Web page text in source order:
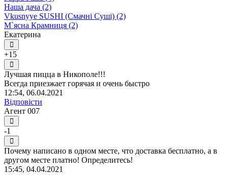
Наша дача (2)
Vkusnyye SUSHI (Смачні Суші) (2)
М`ясна Крамниця (2)
Екатерина
+15
Лучшая пицца в Никополе!!!
Всегда приезжает горячая и очень быстро
12:54, 06.04.2021
Відповісти
Агент 007
-1
Почему написано в одном месте, что доставка бесплатно, а в
другом месте платно! Определитесь!
15:45, 04.04.2021